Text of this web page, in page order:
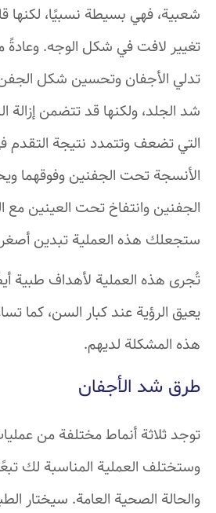
شعبية، فهي بسيطة نسبيًا، لكنها
تغيير لافت في شكل الوجه.
تدلي الأجفان وتحسين شكل
شد الجلد، ولكنها قد تتضمن إزالة
التي تضعف وتتمدد نتيجة التقدم
الأنسجة تحت الجفنين وفوقهما
الجفنين وانتفاخ تحت العينين مع
ستجعلك هذه العملية تبدين أصغر
تُجرى هذه العملية لأهداف طبية
يعيق الرؤية عند كبار السن، كما
هذه المشكلة لديهم.
طرق شد الأجفان
توجد ثلاثة أنماط مختلفة من
وستختلف العملية المناسبة لك
والحالة الصحية العامة. سيختار